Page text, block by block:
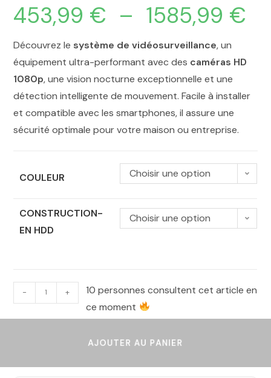
453,99 € – 1585,99 €
Découvrez le système de vidéosurveillance, un
équipement ultra-performant avec des caméras HD
1080p, une vision nocturne exceptionnelle et une
détection intelligente de mouvement. Facile à installer
et compatible avec les smartphones, il assure une
sécurité optimale pour votre maison ou entreprise.
COULEUR Choisir une option
CONSTRUCTION-
EN HDD
Choisir une option
- +
10 personnes consultent cet article en
ce moment
AJOUTER AU PANIER